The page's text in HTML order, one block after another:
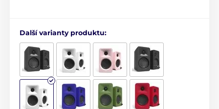
Další varianty produktu: